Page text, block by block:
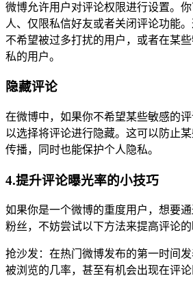
微博允许用户对评论权限进行设置。
人、仅限私信好友或者关闭评论功能
不希望被过多打扰的用户，或者在某
私的用户。
隐藏评论
在微博中，如果你不希望某些敏感的
以选择将评论进行隐藏。这可以防止
传播，同时也能保护个人隐私。
4.提升评论曝光率的小技巧
如果你是一个微博的重度用户，想要
粉丝，不妨尝试以下方法来提高评论的
抢沙发：在热门微博发布的第一时间
被浏览的几率，甚至有机会出现在评论